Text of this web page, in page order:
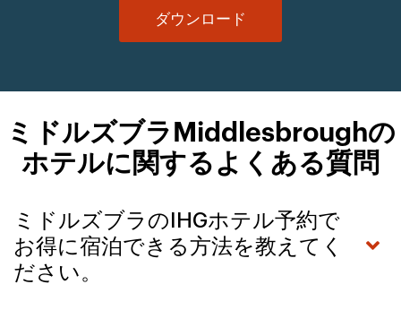
ダウンロード
ミドルズブラMiddlesbroughの
ホテルに関するよくある質問
ミドルズブラのIHGホテル予約で
お得に宿泊できる方法を教えてく
ださい。